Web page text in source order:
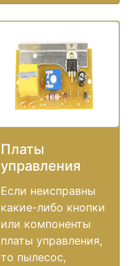
Платы
управления
Если неисправны
какие-либо кнопки
или компоненты
платы управления,
то пылесос,